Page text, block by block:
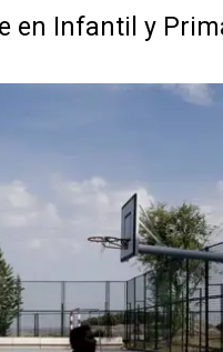
en Infantil y